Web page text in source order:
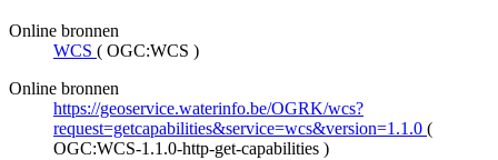
Online bronnen
WCS ( OGC:WCS )
Online bronnen
https://geoservice.waterinfo.be/OGRK/wcs?
request=getcapabilities&service=wcs&version=1.1.0 (
OGC:WCS-1.1.0-http-get-capabilities )